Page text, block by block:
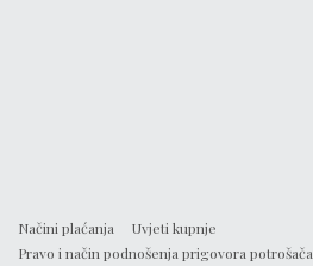
Načini plaćanja
Uvjeti kupnje
Pravo i način podnošenja prigovora potrošača